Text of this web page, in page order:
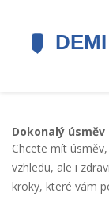
Dokonalý
Chcete mít
vzhledu, ale i
kroky, které vám